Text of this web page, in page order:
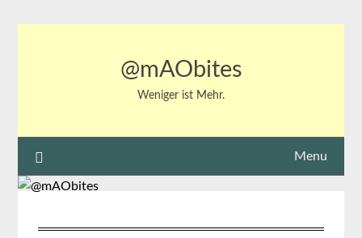
@mAObites
Weniger ist Mehr.
Menu